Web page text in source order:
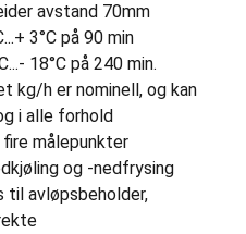
avstand 70mm
3°C på 90 min
18°C på 240 min.
kg/h er nominell, og kan
i alle forhold
målepunkter
og -nedfrysing
til avløpsbeholder,